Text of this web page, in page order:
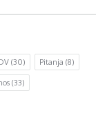
(30) Pitanja (8)
(33)